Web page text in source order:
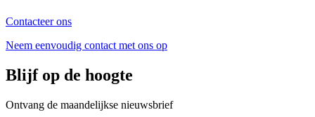
Contacteer ons
Neem eenvoudig contact met ons op
Blijf op de hoogte
Ontvang de maandelijkse nieuwsbrief